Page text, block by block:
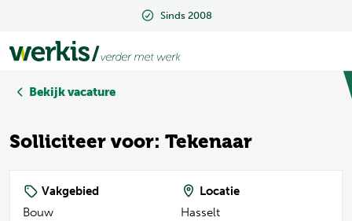
Sinds 2008
Sinds 2008
Bekijk vacature
Solliciteer voor: Tekenaar
Vakgebied
Bouw
Locatie
Hasselt